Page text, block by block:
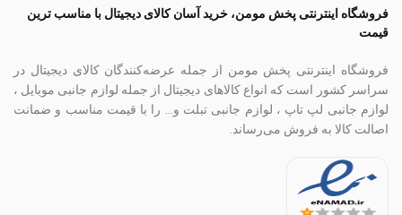
فروشگاه اینترنتی پخش مومن، خرید آسان کالای دیجیتال با مناسب ترین
قیمت
فروشگاه اینترنتی پخش مومن از جمله عرضه‌کنندگان کالای دیجیتال در
سراسر کشور است که انواع کالاهای دیجیتال از جمله لوازم جانبی موبایل ،
لوازم جانبی لپ تاپ ، لوازم جانبی تبلت و… را با قیمت مناسب و ضمانت
اصالت کالا به فروش می‌رساند.